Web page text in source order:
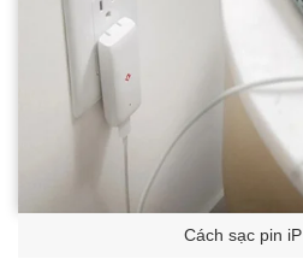
Cách sạc pin